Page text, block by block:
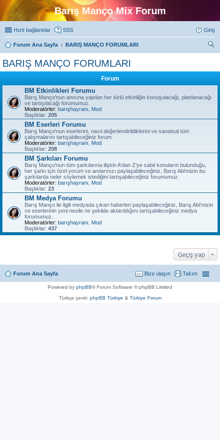
Barış Manço Mix Forum
Hızlı bağlantılar SSS Giriş
Forum Ana Sayfa
BARIŞ MANÇO FORUMLARI
BARIŞ MANÇO FORUMLARI
Forum
BM Etkinlikleri Forumu
Barış Manço'nun anısına yapılan her türlü etkinliğin konuşulacağı, planlanacağı
ve tartışılacağı forumumuz.
Moderatörler: barışhayranı
Mod
Başlıklar: 205
BM Eserleri Forumu
Barış Manço'nun eserlerini, nasıl değerlendirildiklerini ve sanatsal tüm
çalışmalarını tartışabileceğiniz forum.
Moderatörler: barışhayranı
Mod
Başlıklar: 208
BM Şarkıları Forumu
Barış Manço'nun tüm şarkılarına ilişkin A'dan Z'ye sabit konuların bulunduğu,
her şarkı için özel yorum ve anılarınızı paylaşabileceğiniz, Barış Abi'mizin bu
şarkılarda neler söylemek istediğini tartışabileceğiniz forumumuz.
Moderatörler: barışhayranı
Mod
Başlıklar: 23
BM Medya Forumu
Barış Manço ile ilgili medyada çıkan haberleri paylaşabileceğiniz, Barış Abi'mizin
ve eserlerinin yeni nesile ne şekilde aktarıldığını tartışabileceğiniz medya
forumumuz.
Moderatörler: barışhayranı
Mod
Başlıklar: 437
Geçiş yap
Forum Ana Sayfa Takım
Bize ulaşın
Powered by phpBB® Forum Software © phpBB Limited
Türkçe çeviri: phpBB Türkiye & Türkiye Forum